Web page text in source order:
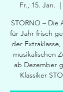
Fr., 15. Jan.
  |
STORNO – Die
für Jahr frisch
der
musi­ka­lischen
ab Dezember
Klassiker